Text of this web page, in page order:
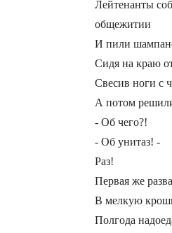
Лейтенанты
общежитии
И пили
Сидя на краю
Свесив ноги с
А потом
- Об чего?!
- Об унитаз! -
Раз!
Первая же
В мелкую
Полгода